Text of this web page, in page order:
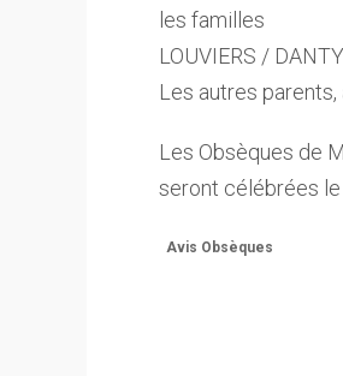
les familles
LOUVIERS /
Les autres parents,
Les Obsèques de
seront célébrées
Avis Obsèques